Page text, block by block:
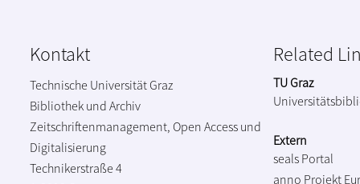
Kontakt
Technische Universität Graz
Bibliothek und Archiv
Zeitschriftenmanagement, Open Access und
Digitalisierung
Technikerstraße 4
Related
TU Graz
Extern
seals Portal
anno Projekt